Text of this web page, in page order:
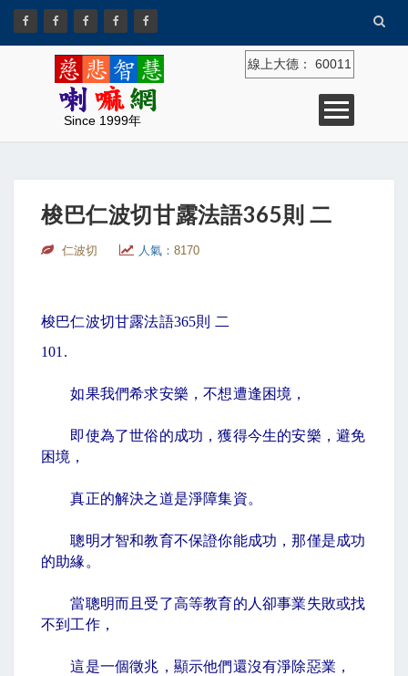
Since 1999年
線上大德： 60011
梭巴仁波切甘露法語365則 二
仁波切 人氣： 8170
梭巴仁波切甘露法語365則 二
101.
如果我們希求安樂，不想遭逢困境，
即使為了世俗的成功，獲得今生的安樂，避免
困境，
真正的解決之道是淨障集資。
聰明才智和教育不保證你能成功，那僅是成功
的助緣。
當聰明而且受了高等教育的人卻事業失敗或找
不到工作，
這是一個徵兆，顯示他們還沒有淨除惡業，